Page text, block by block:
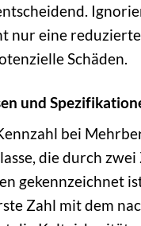
nur eine
Schäden.
und
bei
die durch
gekennzeichnet
Zahl mit dem